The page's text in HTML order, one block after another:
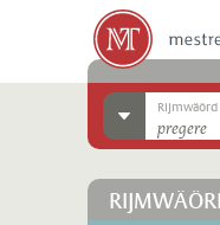
Rijmwäörd